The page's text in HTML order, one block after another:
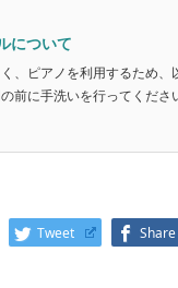
について
、ピアノを利用するため
前に手洗いを行ってくだ
Tweet Share